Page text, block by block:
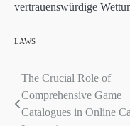
vertrauenswürdige
LAWS
Post
navigation
The Crucial Role of
Comprehensive Game
Catalogues in Online